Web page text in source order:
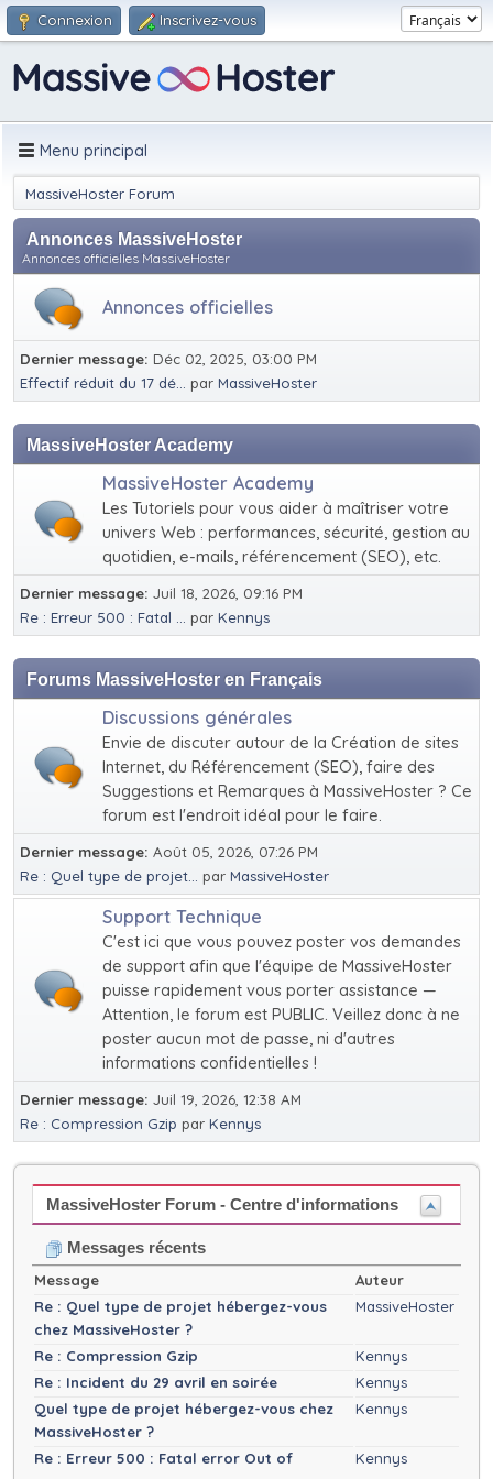
Connexion Inscrivez-vous
Menu principal
MassiveHoster Forum
Annonces MassiveHoster
Annonces officielles MassiveHoster
Annonces officielles
Dernier message: Déc 02, 2025, 03:00 PM
Effectif réduit du 17 dé...
par MassiveHoster
MassiveHoster Academy
MassiveHoster Academy
Les Tutoriels pour vous aider à maîtriser votre
univers Web : performances, sécurité, gestion au
quotidien, e-mails, référencement (SEO), etc.
Dernier message: Juil 18, 2026, 09:16 PM
Re : Erreur 500 : Fatal ...
par Kennys
Forums MassiveHoster en Français
Discussions générales
Envie de discuter autour de la Création de sites
Internet, du Référencement (SEO), faire des
Suggestions et Remarques à MassiveHoster ? Ce
forum est l'endroit idéal pour le faire.
Dernier message: Août 05, 2026, 07:26 PM
Re : Quel type de projet...
par MassiveHoster
Support Technique
C'est ici que vous pouvez poster vos demandes
de support afin que l'équipe de MassiveHoster
puisse rapidement vous porter assistance —
Attention, le forum est PUBLIC. Veillez donc à ne
poster aucun mot de passe, ni d'autres
informations confidentielles !
Dernier message: Juil 19, 2026, 12:38 AM
Re : Compression Gzip par Kennys
MassiveHoster Forum - Centre d'informations
Messages récents
Message
Auteur
Re : Quel type de projet hébergez-vous
chez MassiveHoster ?
MassiveHoster
Re : Compression Gzip
Kennys
Re : Incident du 29 avril en soirée
Kennys
Quel type de projet hébergez-vous chez
MassiveHoster ?
Kennys
Re : Erreur 500 : Fatal error Out of
Kennys